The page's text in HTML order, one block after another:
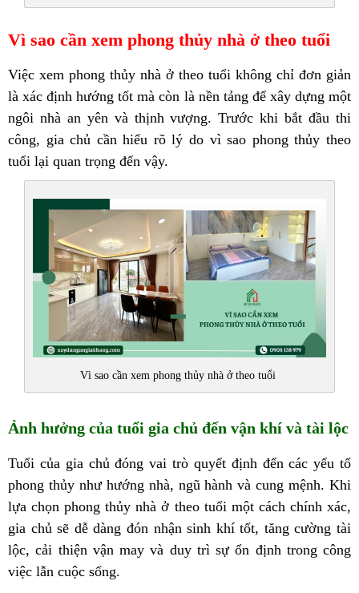
Vì sao cần xem phong thủy nhà ở theo tuổi
Việc xem phong thủy nhà ở theo tuổi không chỉ đơn giản
là xác định hướng tốt mà còn là nền tảng để xây dựng một
ngôi nhà an yên và thịnh vượng. Trước khi bắt đầu thi
công, gia chủ cần hiểu rõ lý do vì sao phong thủy theo
tuổi lại quan trọng đến vậy.
Vì sao cần xem phong thủy nhà ở theo tuổi
Ảnh hưởng của tuổi gia chủ đến vận khí và tài lộc
Tuổi của gia chủ đóng vai trò quyết định đến các yếu tố
phong thủy như hướng nhà, ngũ hành và cung mệnh. Khi
lựa chọn phong thủy nhà ở theo tuổi một cách chính xác,
gia chủ sẽ dễ dàng đón nhận sinh khí tốt, tăng cường tài
lộc, cải thiện vận may và duy trì sự ổn định trong công
việc lẫn cuộc sống.